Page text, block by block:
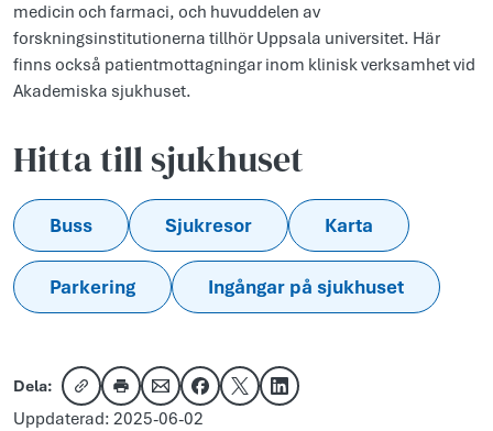
medicin och farmaci, och huvuddelen av
forskningsinstitutionerna tillhör Uppsala universitet. Här
finns också patientmottagningar inom klinisk verksamhet vid
Akademiska sjukhuset.
Hitta till sjukhuset
Buss Sjukresor Karta
Parkering Ingångar på sjukhuset
Dela:
Kopiera länk
Skriv utDela via e-post
Dela på Facebook
Dela på XDela på LinkedIn
Uppdaterad: 2025-06-02